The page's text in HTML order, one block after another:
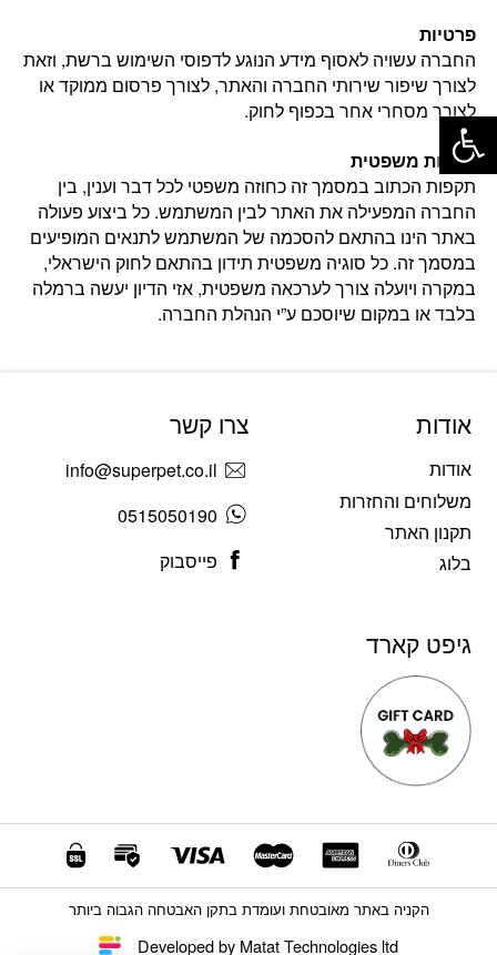
פרטיות
החברה עשויה לאסוף מידע הנוגע לדפוסי השימוש ברשת, וזאת
לצורך שיפור שירותי החברה והאתר, לצורך פרסום ממוקד או
לצורך מסחרי אחר בכפוף לחוק.
תקפות משפטית
תקפות הכתוב במסמך זה כחוזה משפטי לכל דבר וענין, בין
החברה המפעילה את האתר לבין המשתמש. כל ביצוע פעולה
באתר הינו בהתאם להסכמה של המשתמש לתנאים המופיעים
במסמך זה. כל סוגיה משפטית תידון בהתאם לחוק הישראלי,
במקרה ויועלה צורך לערכאה משפטית, אזי הדיון יעשה ברמלה
בלבד או במקום שיוסכם ע”י הנהלת החברה.
אודות
אודות
משלוחים והחזרות
תקנון האתר
בלוג
צרו קשר
info@superpet.co.il
0515050190
פייסבוק
גיפט קארד
Developed by Matat Technologies ltd
הקניה באתר מאובטחת ועומדת בתקן האבטחה הגבוה ביותר
פתח סרגל נגישות